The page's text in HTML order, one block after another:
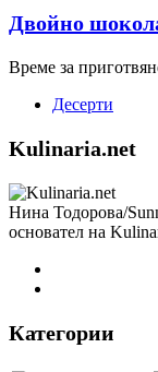
Двойно
Време за
Десерти
Kulinaria.net
Нина Тодорова/
основател на
Категории